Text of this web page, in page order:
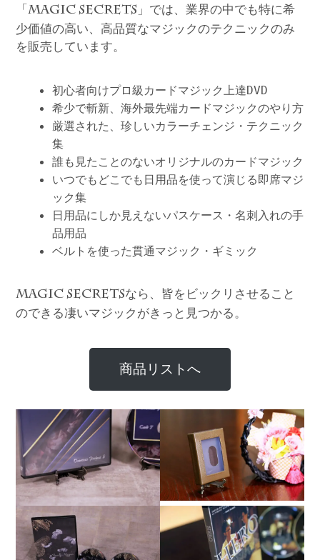
「 MAGIC SECRETS 」では、業界の中でも特に希
少価値の高い、高品質なマジックのテクニックのみ
を販売しています。
初心者向けプロ級カードマジック上達DVD
希少で斬新、海外最先端カードマジックのやり方
厳選された、珍しいカラーチェンジ・テクニック
集
誰も見たことのないオリジナルのカードマジック
いつでもどこでも日用品を使って演じる即席マジ
ック集
日用品にしか見えないパスケース・名刺入れの手
品用品
ベルトを使った貫通マジック・ギミック
MAGIC SECRETSなら、皆をビックリさせること
のできる凄いマジックがきっと見つかる。
商品リストへ